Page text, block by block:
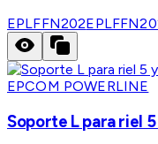
EPLFFN202
EPCOM POWERLINE
Soporte L para riel